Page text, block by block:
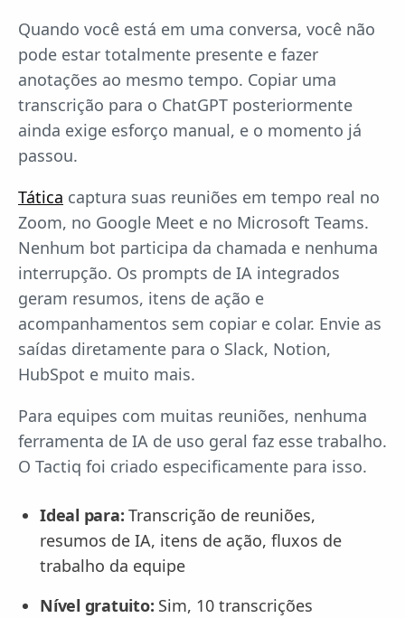
Quando você está em uma conversa, você não
pode estar totalmente presente e fazer
anotações ao mesmo tempo. Copiar uma
transcrição para o ChatGPT posteriormente
ainda exige esforço manual, e o momento já
passou.
Tática captura suas reuniões em tempo real no
Zoom, no Google Meet e no Microsoft Teams.
Nenhum bot participa da chamada e nenhuma
interrupção. Os prompts de IA integrados
geram resumos, itens de ação e
acompanhamentos sem copiar e colar. Envie as
saídas diretamente para o Slack, Notion,
HubSpot e muito mais.
Para equipes com muitas reuniões, nenhuma
ferramenta de IA de uso geral faz esse trabalho.
O Tactiq foi criado especificamente para isso.
Ideal para: Transcrição de reuniões,
resumos de IA, itens de ação, fluxos de
trabalho da equipe
Nível gratuito: Sim, 10 transcrições